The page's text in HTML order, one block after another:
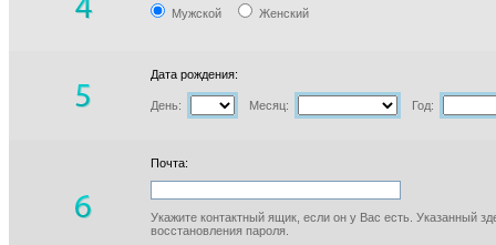
Мужской Женский
Дата рождения:
День: Месяц: Год:
Почта:
Укажите контактный ящик, если он у Вас есть. Указанный
восстановления пароля.